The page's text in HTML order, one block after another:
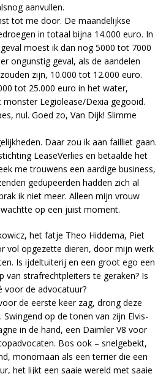
aanvullen.
tot me door. De maandelijkse
in totaal bijna 14.000 euro. In
moest ik dan nog 5000 tot 7000
ongunstig geval, als de aandelen
zijn, 10.000 tot 12.000 euro.
tot 25.000 euro in het water,
Legiolease/Dexia gegooid.
nul. Goed zo, Van Dijk! Slimme
Daar zou ik aan failliet gaan.
LeaseVerlies en betaalde het
me trouwens een aardige business,
gedupeerden hadden zich al
ik niet meer. Alleen mijn vrouw
op een juist moment.
het fatje Theo Hiddema, Piet
vol opgezette dieren, door mijn werk
Is ijdeltuiterij en een groot ego een
van strafrechtpleiters te geraken? Is
voor de advocatuur?
de eerste keer zag, drong deze
op de tonen van zijn Elvis-
in de hand, een Daimler V8 voor
Bos ook – snelgebekt,
monomaan als een terriër die een
het lijkt een saaie wereld met saaie